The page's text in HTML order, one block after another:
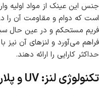
جنس این عینک از مواد اولیه
است که دوام و مقاومت آن را
فریم مستحکم و در عین حال
فراهم می‌آورد و لنزهای آن نیز
حداکثر کارایی را ارائه دهند.
تکنولوژی لنز: UV و پلاریزه